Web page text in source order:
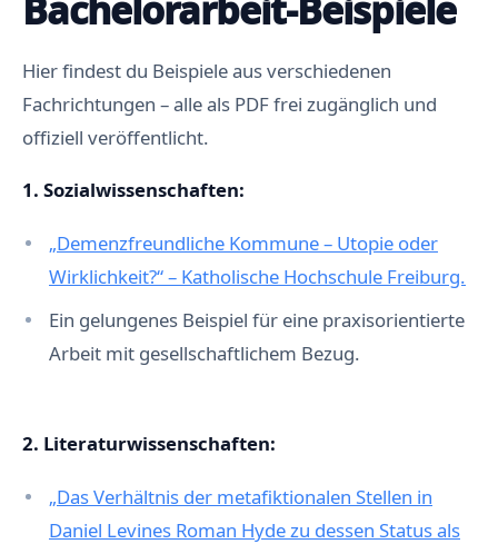
Bachelorarbeit-Beispiele
Hier findest du Beispiele aus verschiedenen
Fachrichtungen – alle als PDF frei zugänglich und
offiziell veröffentlicht.
1. Sozialwissenschaften:
„Demenzfreundliche Kommune – Utopie oder
Wirklichkeit?“ – Katholische Hochschule Freiburg.
Ein gelungenes Beispiel für eine praxisorientierte
Arbeit mit gesellschaftlichem Bezug.
2. Literaturwissenschaften:
„Das Verhältnis der metafiktionalen Stellen in
Daniel Levines Roman Hyde zu dessen Status als